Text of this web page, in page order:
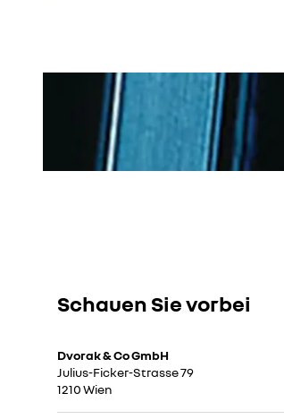
Schauen Sie vorbei
Dvorak & Co GmbH
Julius-Ficker-Strasse 79
1210 Wien